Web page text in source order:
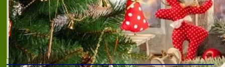
Фирма ЗОГРАФОВ И СИЕ е създадена
през 1991. в гр. София. Основаната
дейност на фирмата е изработване на
предмети на изкуството. Фирмата
притежава собствена база и разполага с
високо класи